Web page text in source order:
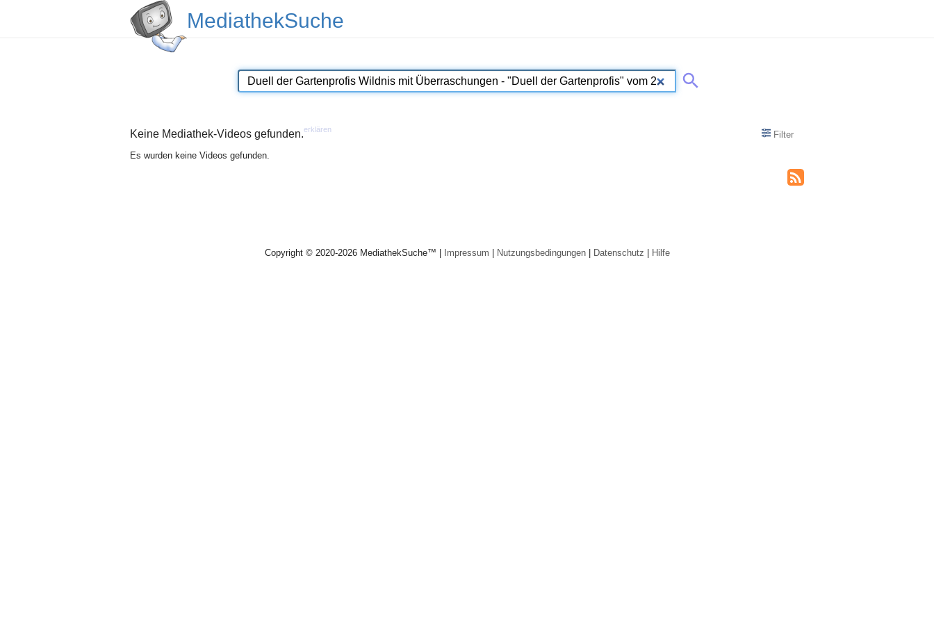
MediathekSuche
Keine Mediathek-Videos gefunden.erklären
Filter
Es wurden keine Videos gefunden.
Copyright © 2020-2026 MediathekSuche™ | Impressum | Nutzungsbedingungen| Datenschutz | Hilfe